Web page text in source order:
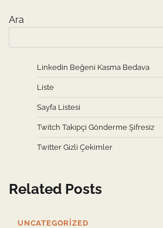
Ara
Linkedin Beğeni Kasma Bedava
Liste
Sayfa Listesi
Twitch Takipçi Gönderme Şifresiz
Twitter Gizli Çekimler
Related Posts
UNCATEGORIZED